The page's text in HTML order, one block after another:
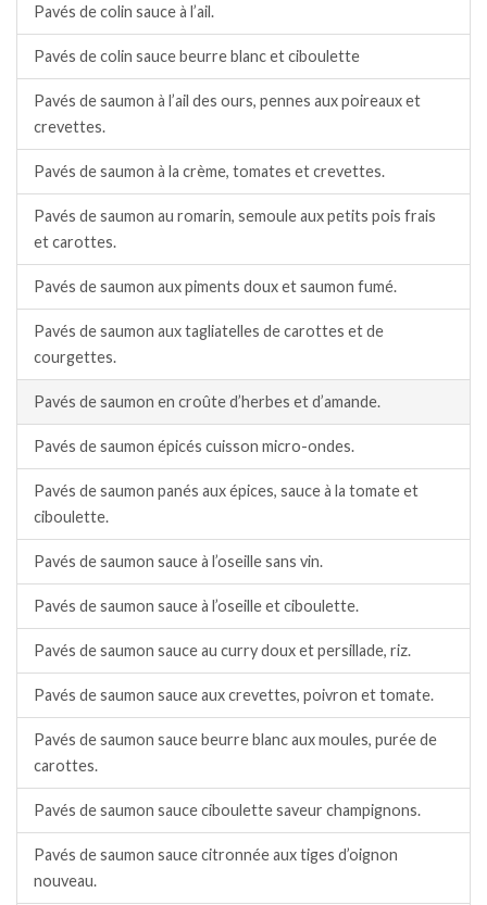
Pavés de colin sauce à l’ail.
Pavés de colin sauce beurre blanc et ciboulette
Pavés de saumon à l’ail des ours, pennes aux poireaux et
crevettes.
Pavés de saumon à la crème, tomates et crevettes.
Pavés de saumon au romarin, semoule aux petits pois frais
et carottes.
Pavés de saumon aux piments doux et saumon fumé.
Pavés de saumon aux tagliatelles de carottes et de
courgettes.
Pavés de saumon en croûte d’herbes et d’amande.
Pavés de saumon épicés cuisson micro-ondes.
Pavés de saumon panés aux épices, sauce à la tomate et
ciboulette.
Pavés de saumon sauce à l’oseille sans vin.
Pavés de saumon sauce à l’oseille et ciboulette.
Pavés de saumon sauce au curry doux et persillade, riz.
Pavés de saumon sauce aux crevettes, poivron et tomate.
Pavés de saumon sauce beurre blanc aux moules, purée de
carottes.
Pavés de saumon sauce ciboulette saveur champignons.
Pavés de saumon sauce citronnée aux tiges d’oignon
nouveau.